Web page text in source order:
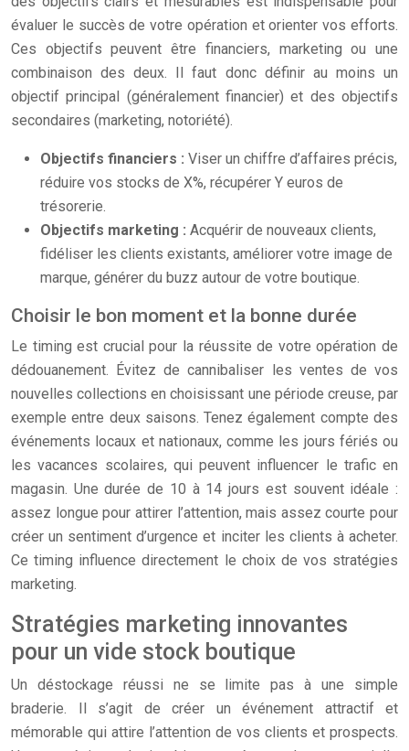
évaluer le succès de votre opération et orienter vos efforts.
Ces objectifs peuvent être financiers, marketing ou une
combinaison des deux. Il faut donc définir au moins un
objectif principal (généralement financier) et des objectifs
secondaires (marketing, notoriété).
Objectifs financiers : Viser un chiffre d’affaires précis,
réduire vos stocks de X%, récupérer Y euros de
trésorerie.
Objectifs marketing : Acquérir de nouveaux clients,
fidéliser les clients existants, améliorer votre image de
marque, générer du buzz autour de votre boutique.
Choisir le bon moment et la bonne durée
Le timing est crucial pour la réussite de votre opération de
dédouanement. Évitez de cannibaliser les ventes de vos
nouvelles collections en choisissant une période creuse, par
exemple entre deux saisons. Tenez également compte des
événements locaux et nationaux, comme les jours fériés ou
les vacances scolaires, qui peuvent influencer le trafic en
magasin. Une durée de 10 à 14 jours est souvent idéale :
assez longue pour attirer l’attention, mais assez courte pour
créer un sentiment d’urgence et inciter les clients à acheter.
Ce timing influence directement le choix de vos stratégies
marketing.
Stratégies marketing innovantes
pour un vide stock boutique
Un déstockage réussi ne se limite pas à une simple
braderie. Il s’agit de créer un événement attractif et
mémorable qui attire l’attention de vos clients et prospects.